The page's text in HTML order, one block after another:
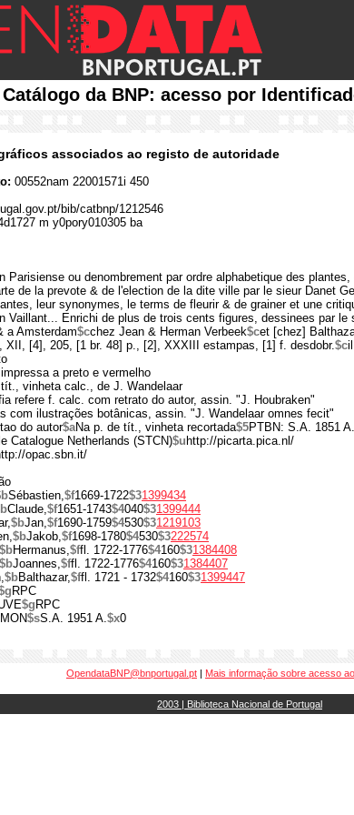
Catálogo da BNP: acesso por
associados ao registo de autoridade
00552nam 22001571i 450
bib/catbnp/1212546
m y0pory010305 ba
Parisiense ou denombrement par ordre alphabetique des
de la prevote & de l'election de la dite ville par le sieur Danet
leur synonymes, le terms de fleurir & de grainer et une
Vaillant... Enrichi de plus de trois cents figures, dessinees par le
a Amsterdam$cchez Jean & Herman Verbeek$cet [chez]
XII, [4], 205, [1 br. 48] p., [2], XXXIII estampas, [1] f. desdobr.$c
a preto e vermelho
vinheta calc., de J. Wandelaar
refere f. calc. com retrato do autor, assin. "J. Houbraken"
com ilustrações botânicas, assin. "J. Wandelaar omnes fecit"
do autor$aNa p. de tít., vinheta recortada$5PTBN: S.A. 1851 A.
Catalogue Netherlands (STCN)$u http://picarta.pica.nl/
opac.sbn.it/
Sébastien,$f1669-1722$31399434
Claude,$f1651-1743$4040$31399444
$bJan,$f1690-1759$4530$31219103
$bJakob,$f1698-1780$4530$3222574
$bHermanus,$ffl. 1722-1776$4160$31384408
$bJoannes,$ffl. 1722-1776$4160$31384407
$bBalthazar,$ffl. 1721 - 1732$4160$31399447
RPC
$g RPC
$sS.A. 1951 A.$x0
OpendataBNP@bnportugal.pt | Mais informação sobre acesso
2003 | Biblioteca Nacional de Portugal